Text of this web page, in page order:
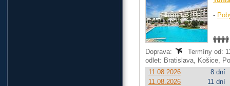
-
Doprava:
Termíny od:
odlet: Bratislava, Košice,
11.08.2026
8 dní
11.08.2026
11 dní